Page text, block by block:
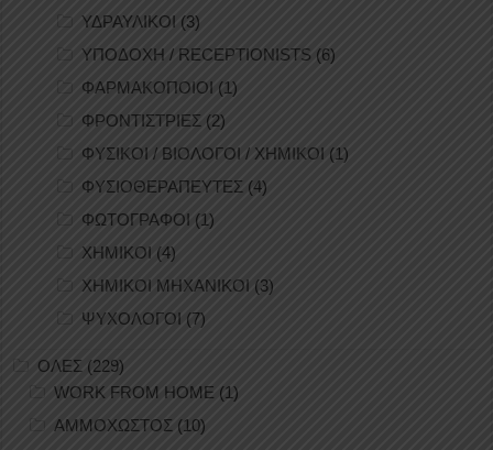
ΥΔΡΑΥΛΙΚΟΙ (3)
ΥΠΟΔΟΧΗ / RECEPTIONISTS (6)
ΦΑΡΜΑΚΟΠΟΙΟΙ (1)
ΦΡΟΝΤΙΣΤΡΙΕΣ (2)
ΦΥΣΙΚΟΙ / ΒΙΟΛΟΓΟΙ / ΧΗΜΙΚΟΙ (1)
ΦΥΣΙΟΘΕΡΑΠΕΥΤΕΣ (4)
ΦΩΤΟΓΡΑΦΟΙ (1)
ΧΗΜΙΚΟΙ (4)
ΧΗΜΙΚΟΙ ΜΗΧΑΝΙΚΟΙ (3)
ΨΥΧΟΛΟΓΟΙ (7)
ΟΛΕΣ (229)
WORK FROM HOME (1)
ΑΜΜΟΧΩΣΤΟΣ (10)